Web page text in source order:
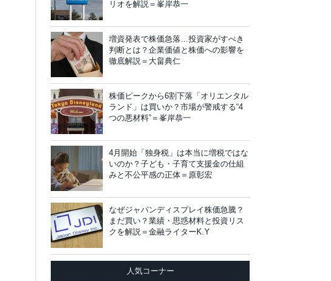
リオを解説＝峯岸恭一
増資発表で株価急落…投資家がすべき
判断とは？企業価値と株価への影響を
徹底解説＝大畠典仁
株価ピークから6割下落「オリエンタル
ランド」は買いか？市場が警戒する“4
つの悪材料”＝峯岸恭一
4月開始「独身税」は本当に増税ではな
いのか？子ども・子育て支援金の仕組
みと不公平感の正体＝原彰宏
なぜジャパンディスプレイ株価急騰？
まだ買い？業績・思惑材料と投資リス
クを解説＝金融ライターK.Y
人気コーナー